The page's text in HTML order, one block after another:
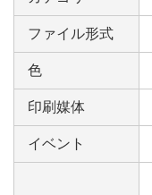
ファイル形式
色
印刷媒体
イベント